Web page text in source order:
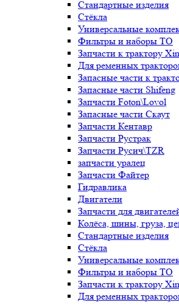
Стандартные изделия
Стёкла
Универсальные
Фильтры и наборы ТО
Запчасти к трактору
Для ременных
Запасные части к
Запасные части Shifeng
Запчасти Foton\Lovol
Запасные части Скаут
Запчасти Кентавр
Запчасти Рустрак
Запчасти Русич\TZR
запчасти уралец
Запчасти Файтер
Гидравлика
Двигатели
Запчасти для
Колёса, шины, груза,
Стандартные изделия
Стёкла
Универсальные
Фильтры и наборы ТО
Запчасти к трактору
Для ременных